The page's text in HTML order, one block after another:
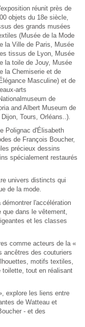
réunit près de
objets du 18e siècle,
des grands musées
(Musée de la Mode
la Ville de Paris, Musée
tissus de Lyon, Musée
la toile de Jouy, Musée
la Chemiserie et de
Masculine) et de
arts
de
and Albert Museum de
Tours, Orléans..).
Polignac d'Élisabeth
de François Boucher,
précieux dessins
spécialement restaurés
univers distincts qui
de la mode.
l'accélération
que dans le vêtement,
et les classes
comme acteurs de la «
ancêtres des couturiers
motifs textiles,
toilette, tout en réalisant
explore les liens entre
de Watteau et
- et des